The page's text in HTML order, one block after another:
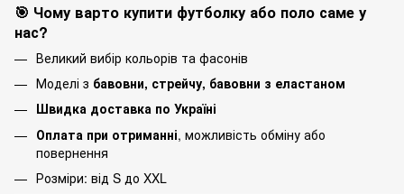
🎯 Чому варто купити футболку або поло саме у
нас?
Великий вибір кольорів та фасонів
Моделі з бавовни, стрейчу, бавовни з еластаном
Швидка доставка по Україні
Оплата при отриманні, можливість обміну або
повернення
Розміри: від S до XXL